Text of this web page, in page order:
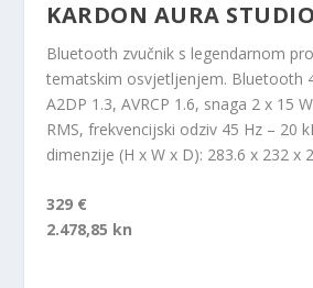
KARDON AURA
Bluetooth zvučnik s legendarnom
tematskim osvjetljenjem. Bluetooth
A2DP 1.3, AVRCP 1.6, snaga 2 x 15
RMS, frekvencijski odziv 45 Hz – 20
dimenzije (H x W x D): 283.6 x 232 x
329 €
2.478,85 kn